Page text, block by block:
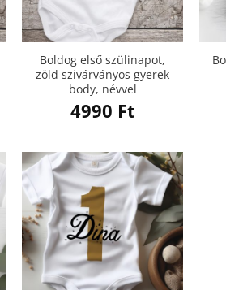
Boldog első szülinapot,
zöld szivárványos gyerek
body, névvel
4990 Ft